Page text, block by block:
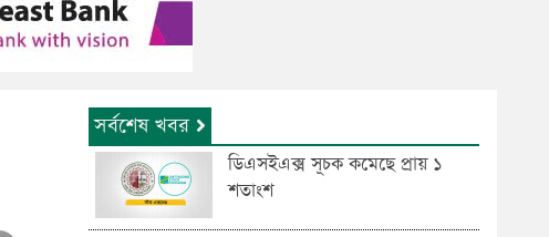
সর্বশেষ খবর
ডিএসইএক্স সূচক কমেছে প্রায় ১
শতাংশ